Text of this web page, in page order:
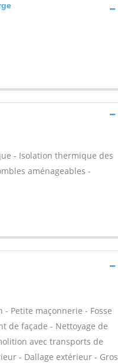
- Isolation thermique des
aménageables -
Petite maçonnerie - Fosse
de façade - Nettoyage de
avec transports de
- Dallage extérieur - Gros